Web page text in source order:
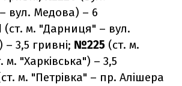
вул. Медова) – 6
(ст. м. "Дарниця" – вул.
3,5 гривні; №225 (ст. м.
"Харківська") – 3,5
м. "Петрівка" – пр. Алішера